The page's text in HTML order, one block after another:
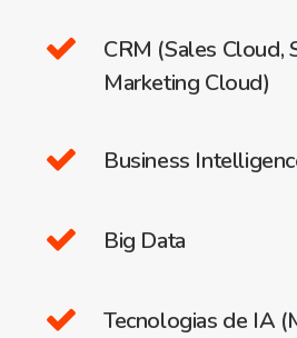
CRM (Sales Cloud,
Marketing Cloud)
Business
Big Data
Tecnologias de IA